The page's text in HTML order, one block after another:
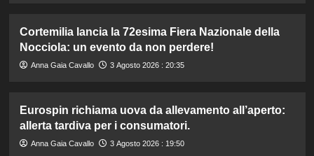
Cortemilia lancia la 72esima Fiera Nazionale della
Nocciola: un evento da non perdere!
Anna Gaia Cavallo 3 Agosto 2026 : 20:35
Eurospin richiama uova da allevamento all’aperto:
allerta tardiva per i consumatori.
Anna Gaia Cavallo 3 Agosto 2026 : 19:50